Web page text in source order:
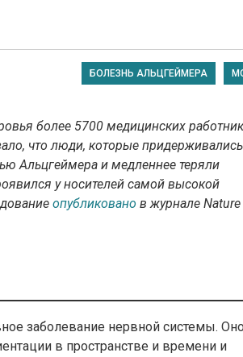
БОЛЕЗНЬ АЛЬЦГЕЙМЕРА
более 5700 медицинских
что люди, которые придерживались
Альцгеймера и медленнее теряли
у носителей самой высокой
опубликовано в журнале Nature
заболевание нервной системы. Оно
в пространстве и времени и